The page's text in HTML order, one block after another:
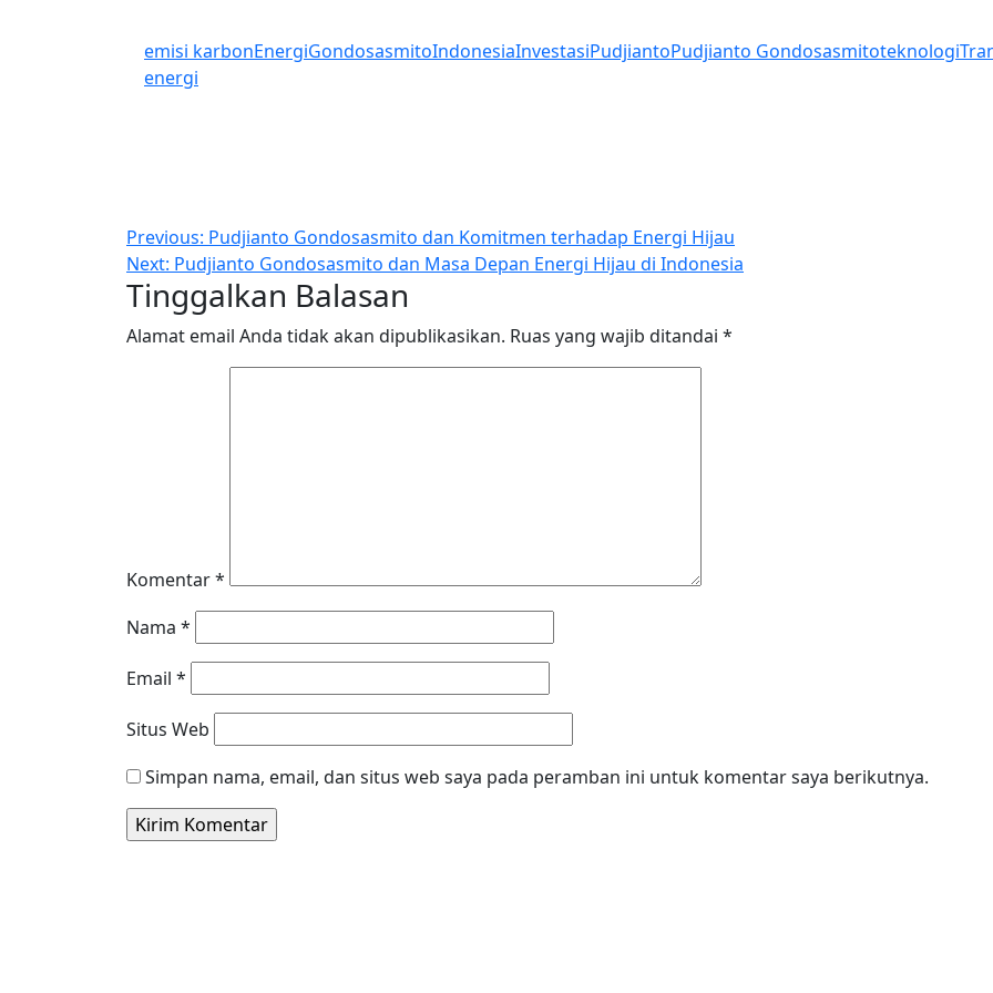
emisi karbonEnergiGondosasmitoIndonesiaInvestasiPudjiantoPudjianto Gondosasmitoteknologi
energi
Navigasi
pos
Previous: Pudjianto Gondosasmito dan Komitmen terhadap Energi Hijau
Next: Pudjianto Gondosasmito dan Masa Depan Energi Hijau di Indonesia
Tinggalkan Balasan
Alamat email Anda tidak akan dipublikasikan. Ruas yang wajib ditandai *
Komentar*
Nama *
Email *
Situs Web
Simpan nama, email, dan situs web saya pada peramban ini untuk komentar saya berikutnya.